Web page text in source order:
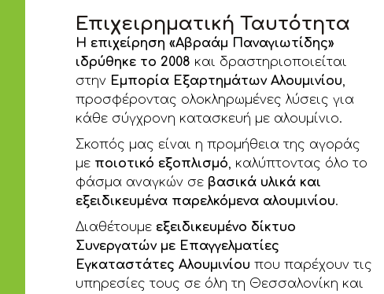
Επιχειρηματική Ταυτότητα
Η επιχείρηση «Αβραάμ Παναγιωτίδης»
ιδρύθηκε το 2008 και δραστηριοποιείται
στην Εμπορία Εξαρτημάτων Αλουμινίου,
προσφέροντας ολοκληρωμένες λύσεις για
κάθε σύγχρονη κατασκευή με αλουμίνιο.
Σκοπός μας είναι η προμήθεια της αγοράς
με ποιοτικό εξοπλισμό, καλύπτοντας όλο το
φάσμα αναγκών σε βασικά υλικά και
εξειδικευμένα παρελκόμενα αλουμινίου.
Διαθέτουμε εξειδικευμένο δίκτυο
Συνεργατών με Επαγγελματίες
Εγκαταστάτες Αλουμινίου που παρέχουν τις
υπηρεσίες τους σε όλη τη Θεσσαλονίκη και